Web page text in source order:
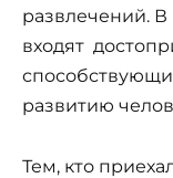
развлечений. В
входят
развитию
Тем, кто